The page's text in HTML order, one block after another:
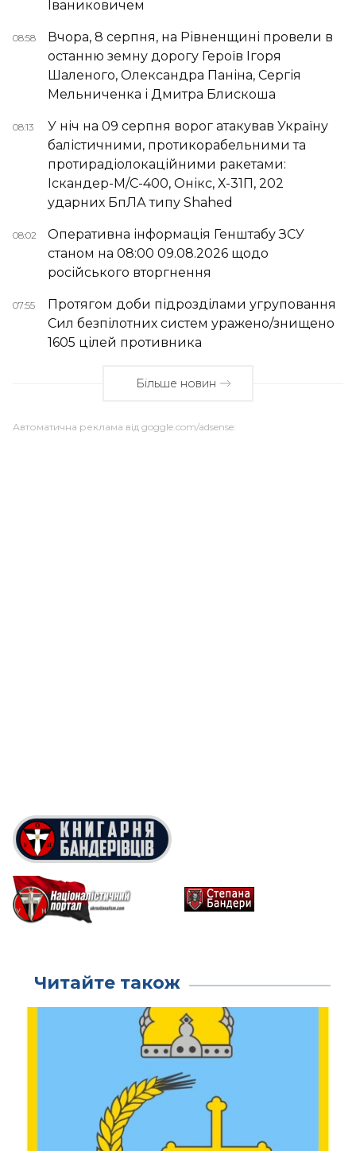
Іваниковичем
08:58
Вчора, 8 серпня, на Рівненщині провели в
останню земну дорогу Героїв Ігоря
Шаленого, Олександра Паніна, Сергія
Мельниченка і Дмитра Блискоша
08:13
У ніч на 09 серпня ворог атакував Україну
балістичними, протикорабельними та
протирадіолокаційними ракетами:
Іскандер-М/С-400, Онікс, Х-31П, 202
ударних БпЛА типу Shahed
08:02
Оперативна інформація Генштабу ЗСУ
станом на 08:00 09.08.2026 щодо
російського вторгнення
07:55
Протягом доби підрозділами угруповання
Сил безпілотних систем уражено/знищено
1605 цілей противника
Більше новин
Автоматична реклама від goggle.com/adsense:
Читайте також